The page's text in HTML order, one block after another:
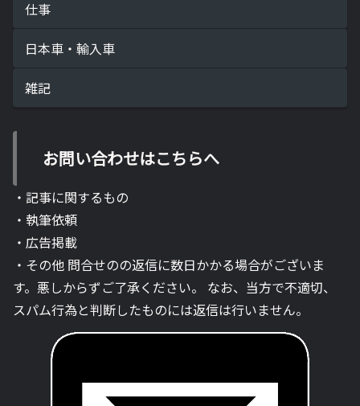
仕事
日本車・輸入車
雑記
お問い合わせはこちらへ
・記事に関するもの
・執筆依頼
・広告掲載
・その他 問合せのの返信に数日かかる場合がございま
す。悪しからずご了承ください。 なお、当方で不適切、
スパム行為と判断したものには返信は行いません。